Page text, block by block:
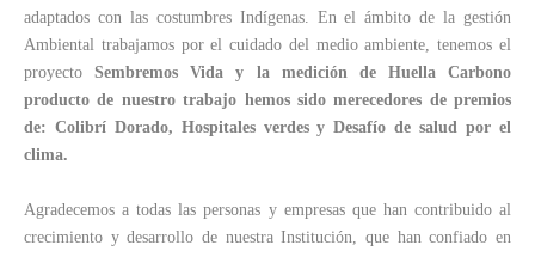
adaptados con las costumbres Indígenas. En el ámbito de la gestión
Ambiental trabajamos por el cuidado del medio ambiente, tenemos el
proyectoSembremos Vida y la medición de Huella Carbono
producto de nuestro trabajo hemos sido merecedores de premios
de: Colibrí Dorado, Hospitales verdes y Desafío de salud por el
clima.
Agradecemos a todas las personas y empresas que han contribuido al
crecimiento y desarrollo de nuestra Institución, que han confiado en